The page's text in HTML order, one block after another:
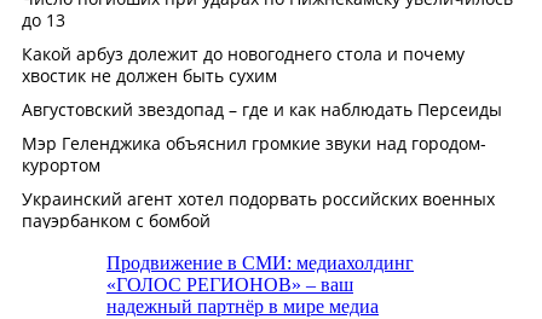
Продвижение в СМИ: медиахолдинг
«ГОЛОС РЕГИОНОВ» – ваш
надежный партнёр в мире медиа